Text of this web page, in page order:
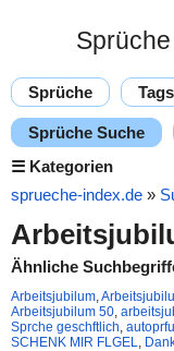
Sprüche
Sprüche Suche
☰ Kategorien
sprueche-index.de »
Ähnliche
Arbeitsjubilum,
Arbeitsjubilum 50,
Sprche geschftlich,
SCHENK MIR FLGEL,